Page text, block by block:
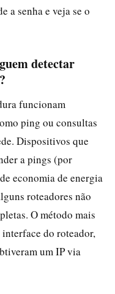
a senha e veja se o
detectar
funcionam
ping ou consultas
Dispositivos que
a pings (por
economia de energia
roteadores não
O método mais
do roteador,
um IP via